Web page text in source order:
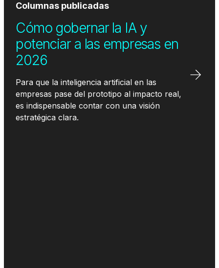
Columnas publicadas
Cómo gobernar la IA y
potenciar a las empresas en
2026
Para que la inteligencia artificial en las
empresas pase del prototipo al impacto real,
es indispensable contar con una visión
estratégica clara.